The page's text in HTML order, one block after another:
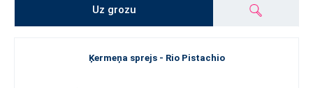
Uz grozu
Ķermeņa sprejs - Rio Pistachio